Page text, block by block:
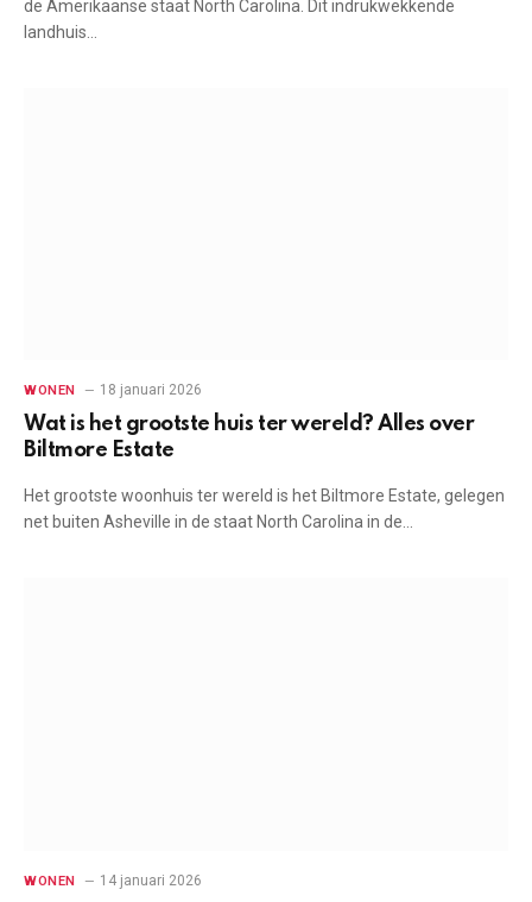
de Amerikaanse staat North Carolina. Dit indrukwekkende
landhuis…
WONEN 18 januari 2026
Wat is het grootste huis ter wereld? Alles over
Biltmore Estate
Het grootste woonhuis ter wereld is het Biltmore Estate, gelegen
net buiten Asheville in de staat North Carolina in de…
WONEN 14 januari 2026